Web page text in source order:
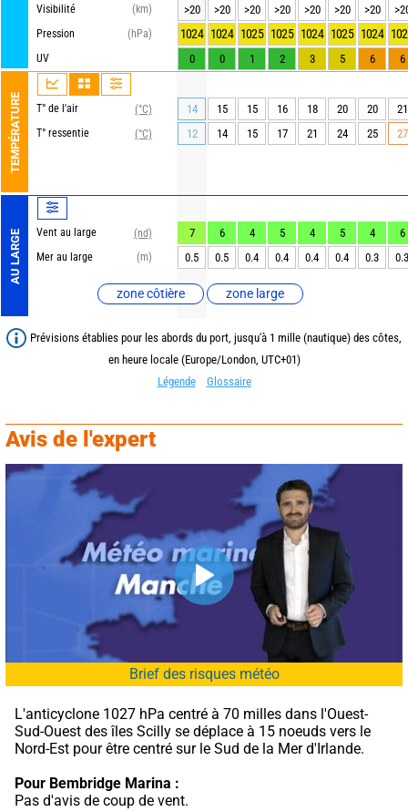
Visibilité
(km)
Pression
(hPa)
UV
TEMPÉRATURE T° de l'air
(°C)
T° ressentie
(°C)
AU LARGE Vent au large
(nd)
Mer au large
(m)
zone côtière zone large
>20 >20 >20 >20 >20 >20 >20
1024 1024 1025 1025 1024 1025 1024
0 0 1 2 3 5 6 6
14 15 15 16 18 20 20
21
12
14 15 17 21 24 25 27
7 6 4 5 4 5 4
6
0.5
0.5 0.4 0.4 0.4 0.4 0.3 0.3
Prévisions établies pour les abords du port, jusqu'à 1 mille (nautique) des côtes,
en heure locale (Europe/London, UTC+01)
Légende
Glossaire
Avis de l'expert
Brief des risques météo
L'anticyclone 1027 hPa centré à 70 milles dans l'Ouest-
Sud-Ouest des îles Scilly se déplace à 15 noeuds vers le
Nord-Est pour être centré sur le Sud de la Mer d'Irlande.
Pour Bembridge Marina :
Pas d'avis de coup de vent.